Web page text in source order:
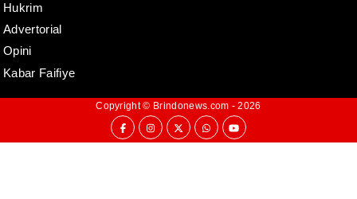
Hukrim
Advertorial
Opini
Kabar Faifiye
Copyright © Brindonews.com - 2026